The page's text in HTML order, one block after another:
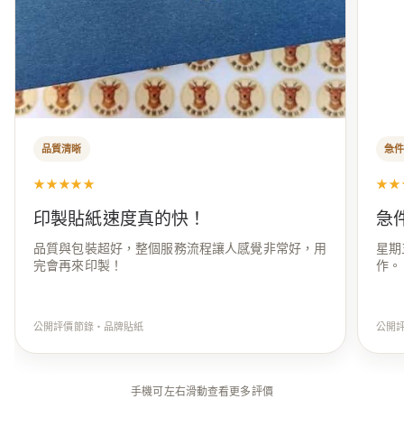
品質清晰
★★★★★
印製貼紙速度真的快！
品質與包裝超好，整個服務流程讓人感覺非常好，用
完會再來印製！
公開評價節錄・品牌貼紙
急
急
星
作。
公開
手機可左右滑動查看更多評價